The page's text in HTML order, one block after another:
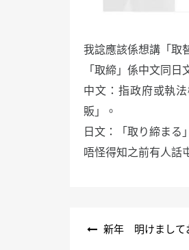
我諗應該係想講「取
「取締」係中文同
中文：指政府或執
販」。
日文：「取り締まる
唔怪得知之前有人話
新年 明けまして